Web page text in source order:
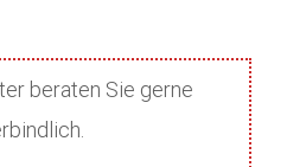
beraten Sie gerne